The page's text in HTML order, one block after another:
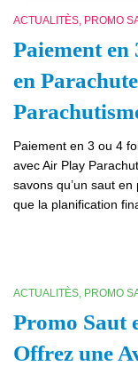
ACTUALITÈS PROMO
Paiement
en
Paiement en 3 ou 4
avec Air Play
savons qu’un saut
que la planification
ACTUALITÈS PROMO
Promo Saut
Offrez une